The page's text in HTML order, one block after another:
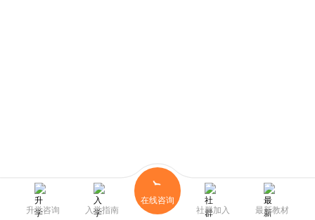
升学咨询 入学指南
在线咨询
社群加入
最新教材